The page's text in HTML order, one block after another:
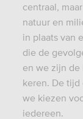
centraal,
natuur en
in plaats van
die de
en we zijn de
keren. De tijd
we kiezen
iedereen.